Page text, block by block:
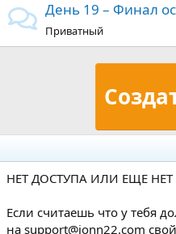
День 19 – Финал
Приватный
НЕТ ДОСТУПА ИЛИ ЕЩЕ
Если считаешь что у тебя
на support@jonn22.com